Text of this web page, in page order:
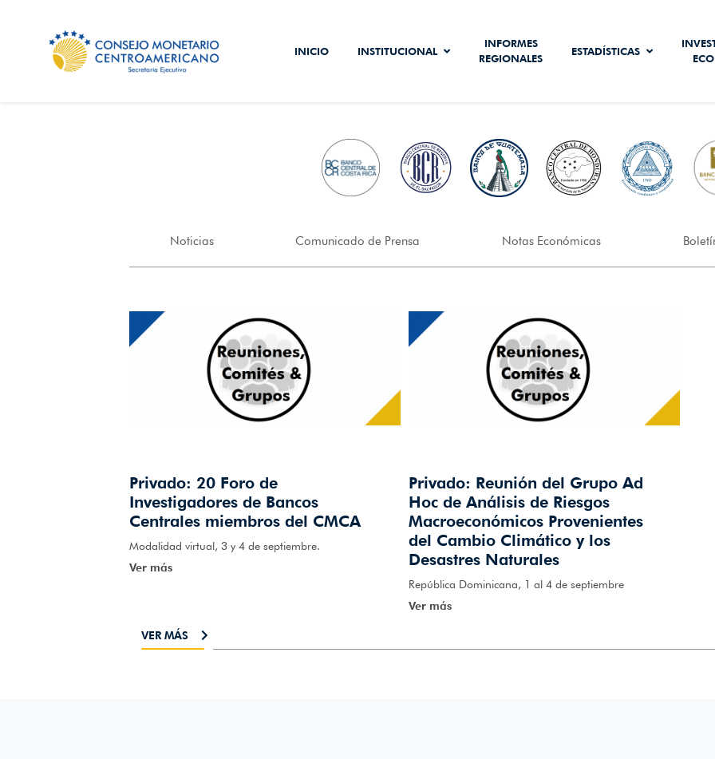
INICIO INSTITUCIONAL
INFORMES
REGIONALES
ESTADÍSTICAS
Noticias Comunicado de Prensa Notas Económicas
Privado: 20 Foro de
Investigadores de Bancos
Centrales miembros del CMCA
Modalidad virtual, 3 y 4 de septiembre.
Ver más
Privado: Reunión del Grupo Ad
Hoc de Análisis de Riesgos
Macroeconómicos Provenientes
del Cambio Climático y los
Desastres Naturales
República Dominicana, 1 al 4 de septiembre
Ver más
VER MÁS